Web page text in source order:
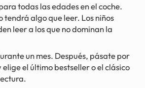
todas las edades en el coche.
tendrá algo que leer. Los niños
leer a los que no dominan la
un mes. Después, pásate por
el último bestseller o el clásico